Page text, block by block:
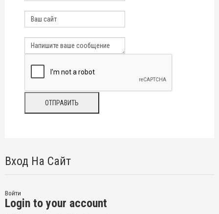
Вход На Сайт
Войти
Login to your account